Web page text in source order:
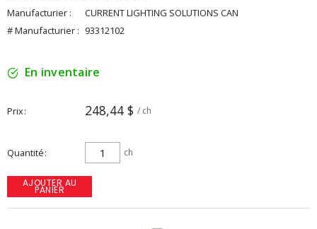
Manufacturier :
CURRENT LIGHTING SOLUTIONS CAN
# Manufacturier : 93312102
En inventaire
Prix 248,44 $ / ch
Quantité ch
AJOUTER AU
PANIER